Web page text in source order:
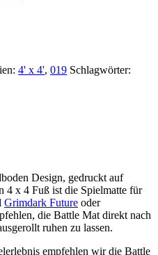
4' x 4', 019 Schlagwörter:
Design, gedruckt auf
x 4 Fuß ist die Spielmatte für
Grimdark Future oder
die Battle Mat direkt nach
ruhen zu lassen.
empfehlen wir die Battle